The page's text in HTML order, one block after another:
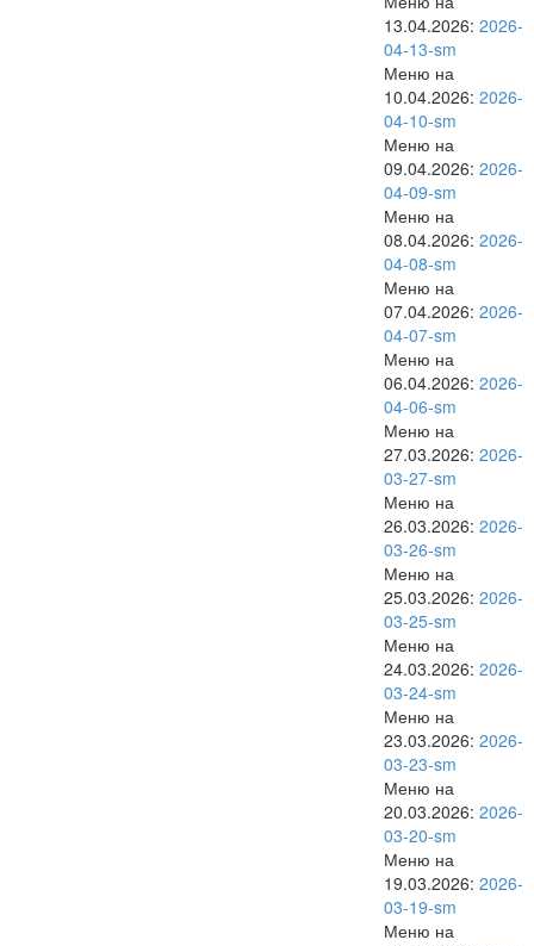
13.04.2026: 2026-
04-13-sm
Меню на
10.04.2026: 2026-
04-10-sm
Меню на
09.04.2026: 2026-
04-09-sm
Меню на
08.04.2026: 2026-
04-08-sm
Меню на
07.04.2026: 2026-
04-07-sm
Меню на
06.04.2026: 2026-
04-06-sm
Меню на
27.03.2026: 2026-
03-27-sm
Меню на
26.03.2026: 2026-
03-26-sm
Меню на
25.03.2026: 2026-
03-25-sm
Меню на
24.03.2026: 2026-
03-24-sm
Меню на
23.03.2026: 2026-
03-23-sm
Меню на
20.03.2026: 2026-
03-20-sm
Меню на
19.03.2026: 2026-
03-19-sm
Меню на